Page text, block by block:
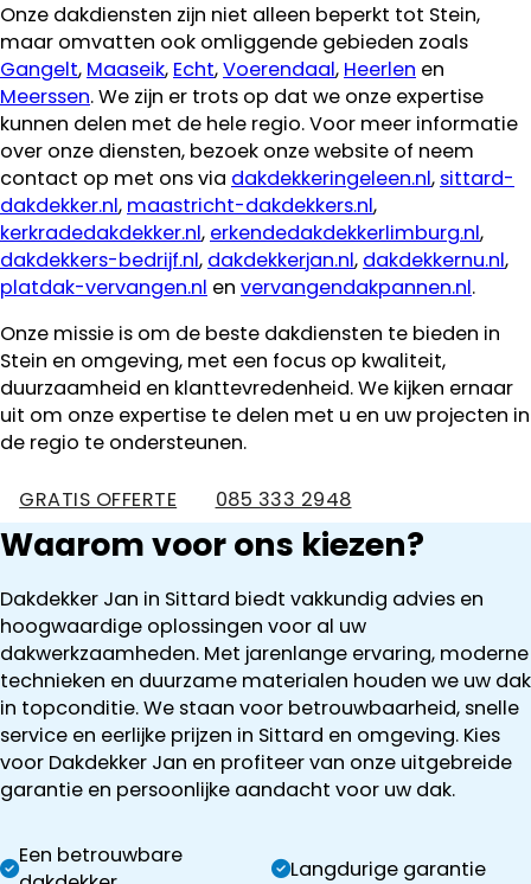
Onze dakdiensten zijn niet alleen beperkt tot Stein,
maar omvatten ook omliggende gebieden zoals
Gangelt, Maaseik, Echt,Voerendaal, Heerlen en
Meerssen. We zijn er trots op dat we onze expertise
kunnen delen met de hele regio. Voor meer informatie
over onze diensten, bezoek onze website of neem
contact op met ons via dakdekkeringeleen.nl, sittard-
dakdekker.nl, maastricht-dakdekkers.nl,
kerkradedakdekker.nl, erkendedakdekkerlimburg.nl,
dakdekkers-bedrijf.nl, dakdekkerjan.nl, dakdekkernu.nl,
platdak-vervangen.nl en vervangendakpannen.nl.
Onze missie is om de beste dakdiensten te bieden in
Stein en omgeving, met een focus op kwaliteit,
duurzaamheid en klanttevredenheid. We kijken ernaar
uit om onze expertise te delen met u en uw projecten in
de regio te ondersteunen.
GRATIS OFFERTE 085 333 2948
Waarom voor ons kiezen?
Dakdekker Jan in Sittard biedt vakkundig advies en
hoogwaardige oplossingen voor al uw
dakwerkzaamheden. Met jarenlange ervaring, moderne
technieken en duurzame materialen houden we uw dak
in topconditie. We staan voor betrouwbaarheid, snelle
service en eerlijke prijzen in Sittard en omgeving. Kies
voor Dakdekker Jan en profiteer van onze uitgebreide
garantie en persoonlijke aandacht voor uw dak.
Een betrouwbare
Langdurige garantie